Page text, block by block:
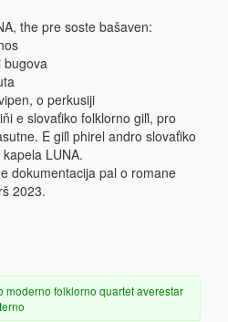
the pre soste bašaven:
bugova
o perkusiji
e slovaťiko folklorno giľi, pro
E giľi phirel andro slovaťiko
LUNA.
dokumentacija pal o romane
2023.
moderno folklorno quartetaverestar